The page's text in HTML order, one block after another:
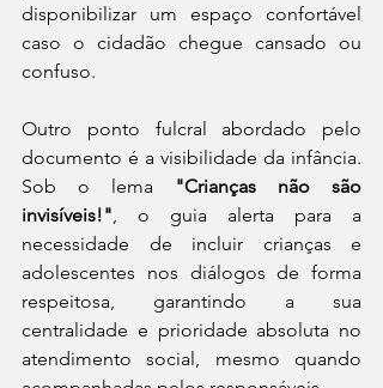
disponibilizar um espaço confortável
caso o cidadão chegue cansado ou
confuso.
Outro ponto fulcral abordado pelo
documento é a visibilidade da infância.
Sob o lema
"Crianças não são
invisíveis!", o guia alerta para a
necessidade de incluir crianças e
adolescentes nos diálogos de forma
respeitosa, garantindo a sua
centralidade e prioridade absoluta no
atendimento social, mesmo quando